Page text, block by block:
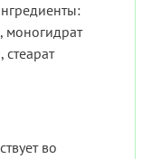
моногидрат
во